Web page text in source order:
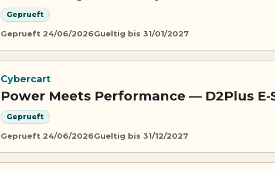
Geprueft
Geprueft 24/06/2026Gueltig bis 31/01/2027
Cybercart
Power Meets Performance — D2Plus
Geprueft
Geprueft 24/06/2026Gueltig bis 31/12/2027